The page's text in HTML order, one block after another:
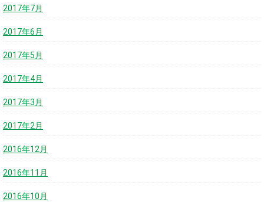
2017年7月
2017年6月
2017年5月
2017年4月
2017年3月
2017年2月
2016年12月
2016年11月
2016年10月